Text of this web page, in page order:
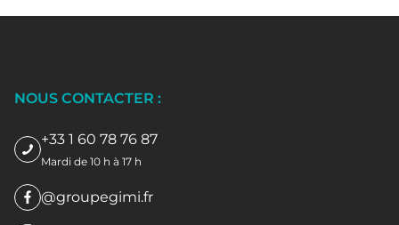
NOUS CONTACTER :
+33 1 60 78 76 87
Mardi de 10 h à 17 h
@groupegimi.fr